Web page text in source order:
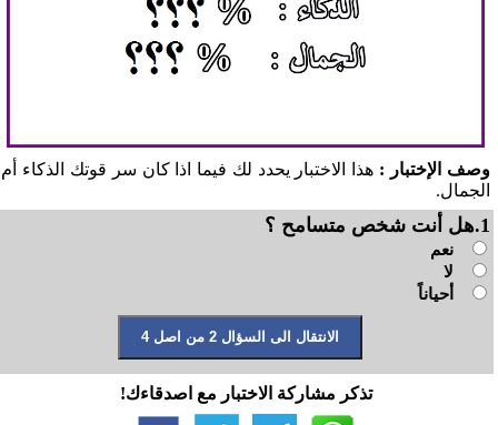
وصف الإختبار : هذا الاختبار يحدد لك فيما اذا كان سر قوتك الذكاء أم
الجمال.
1.هل أنت شخص متسامح ؟
نعم
لا
أحياناً
تذكر مشاركة الاختبار مع اصدقاءك!